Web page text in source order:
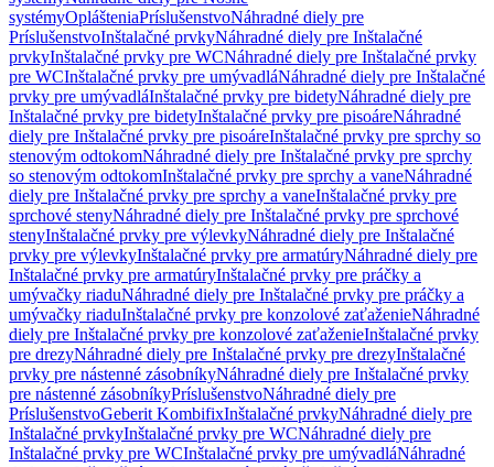
systémyOplášteniaPríslušenstvoNáhradné diely pre
PríslušenstvoInštalačné prvkyNáhradné diely pre Inštalačné
prvkyInštalačné prvky pre WCNáhradné diely pre Inštalačné prvky
pre WCInštalačné prvky pre umývadláNáhradné diely pre Inštalačné
prvky pre umývadláInštalačné prvky pre bidetyNáhradné diely pre
Inštalačné prvky pre bidetyInštalačné prvky pre pisoáreNáhradné
diely pre Inštalačné prvky pre pisoáreInštalačné prvky pre sprchy so
stenovým odtokomNáhradné diely pre Inštalačné prvky pre sprchy
so stenovým odtokomInštalačné prvky pre sprchy a vaneNáhradné
diely pre Inštalačné prvky pre sprchy a vaneInštalačné prvky pre
sprchové stenyNáhradné diely pre Inštalačné prvky pre sprchové
stenyInštalačné prvky pre výlevkyNáhradné diely pre Inštalačné
prvky pre výlevkyInštalačné prvky pre armatúryNáhradné diely pre
Inštalačné prvky pre armatúryInštalačné prvky pre práčky a
umývačky riaduNáhradné diely pre Inštalačné prvky pre práčky a
umývačky riaduInštalačné prvky pre konzolové zaťaženieNáhradné
diely pre Inštalačné prvky pre konzolové zaťaženieInštalačné prvky
pre drezyNáhradné diely pre Inštalačné prvky pre drezyInštalačné
prvky pre nástenné zásobníkyNáhradné diely pre Inštalačné prvky
pre nástenné zásobníkyPríslušenstvoNáhradné diely pre
PríslušenstvoGeberit KombifixInštalačné prvkyNáhradné diely pre
Inštalačné prvkyInštalačné prvky pre WCNáhradné diely pre
Inštalačné prvky pre WCInštalačné prvky pre umývadláNáhradné